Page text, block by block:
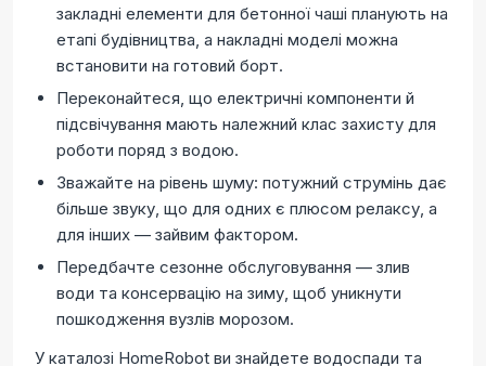
закладні елементи для бетонної чаші планують на
етапі будівництва, а накладні моделі можна
встановити на готовий борт.
Переконайтеся, що електричні компоненти й
підсвічування мають належний клас захисту для
роботи поряд з водою.
Зважайте на рівень шуму: потужний струмінь дає
більше звуку, що для одних є плюсом релаксу, а
для інших — зайвим фактором.
Передбачте сезонне обслуговування — злив
води та консервацію на зиму, щоб уникнути
пошкодження вузлів морозом.
У каталозі HomeRobot ви знайдете водоспади та